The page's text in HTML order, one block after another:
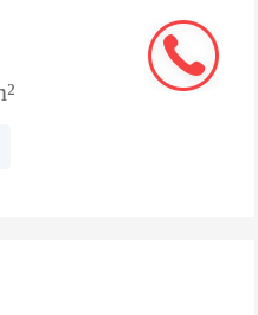
元费用，
月中旬开
前后房子
他们直接